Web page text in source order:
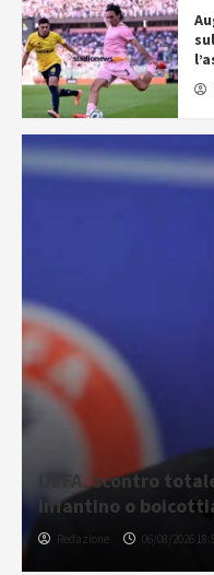
UEFA, scontro
Infantino o
Redazione 06/08/2026